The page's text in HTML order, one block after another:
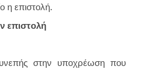
η επιστολή.
επιστολή
στην υποχρέωση που